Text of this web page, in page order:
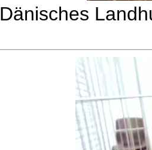
Dänisches